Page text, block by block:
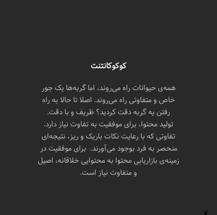
کوکوکانتنت
همه‌ی حیوانات راه می‌روند، اما گربه‌ها یک جور
خاص و متفاوتی راه می‌روند. اصلا تا حالا به راه
رفتن یه گربه دقت کردید؟ ظریف و با دقت.
تولید محتوا، برای موفقیت به تفاوت نیاز دارد.
تفاوتی که با رعایت نکات باریک و ریز، نتیجه‌ای
منحصر به فرد بوجود می‌آورند. برای موفقیت در
زمینه‌ی بازاریابی محتوا به محتوایی خلاقانه، اصیل
و متفاوت نیاز است.